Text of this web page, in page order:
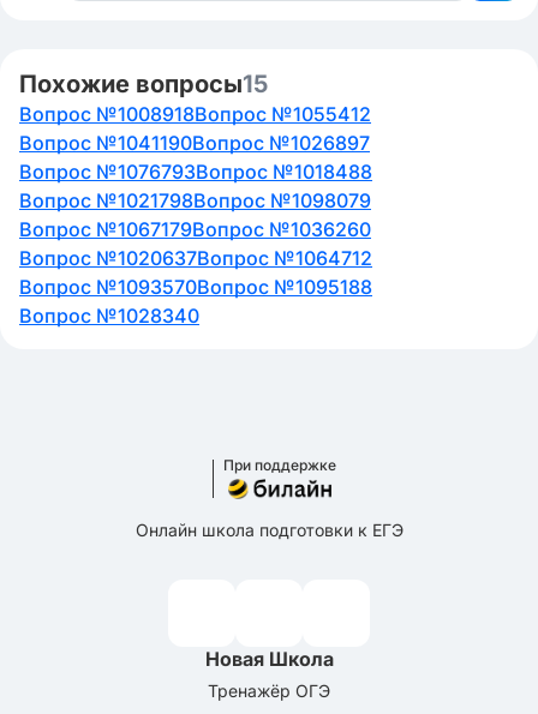
Похожие вопросы15
Вопрос №1008918Вопрос №1055412
Вопрос №1041190Вопрос №1026897
Вопрос №1076793Вопрос №1018488
Вопрос №1021798Вопрос №1098079
Вопрос №1067179Вопрос №1036260
Вопрос №1020637Вопрос №1064712
Вопрос №1093570Вопрос №1095188
Вопрос №1028340
При поддержке
Онлайн школа подготовки к ЕГЭ
Новая Школа
Тренажёр ОГЭ